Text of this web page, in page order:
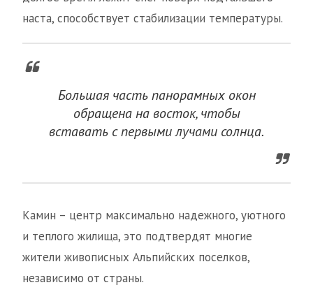
наста, способствует стабилизации температуры.
Большая часть панорамных окон
обращена на восток, чтобы
вставать с первыми лучами солнца.
Камин – центр максимально надежного, уютного
и теплого жилища, это подтвердят многие
жители живописных Альпийских поселков,
независимо от страны.